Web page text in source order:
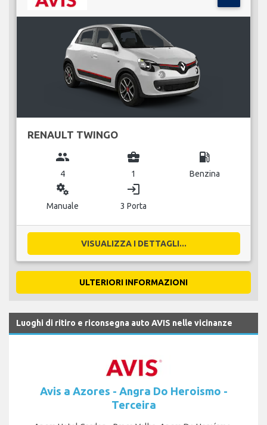
RENAULT TWINGO
group
4
business_center
1
local_gas_station
Benzina
miscellaneous_services
Manuale
login
3 Porta
VISUALIZZA I DETTAGLI...
ULTERIORI INFORMAZIONI
Luoghi di ritiro e riconsegna auto AVIS nelle vicinanze
Avis a Azores - Angra Do Heroismo -
Terceira